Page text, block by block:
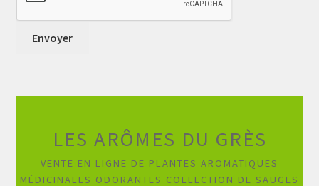
LES ARÔMES DU GRÈS
VENTE EN LIGNE DE PLANTES AROMATIQUES
MÉDICINALES ODORANTES COLLECTION DE SAUGES